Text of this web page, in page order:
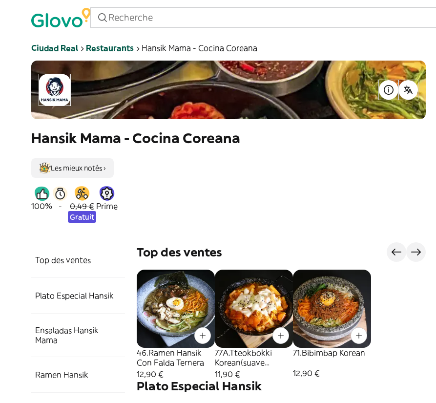
Ciudad Real Restaurants Hansik Mama - Cocina Coreana
Hansik Mama - Cocina Coreana
Les mieux notés ›
100% - 0,49 €
Gratuit
Prime
Top des ventes
Plato Especial Hansik
Ensaladas Hansik
Mama
Ramen Hansik
Top des ventes
46.Ramen Hansik
Con Falda Ternera
12,90 €
77A.Tteokbokki
Korean(suave
picante)
11,90 €
71.Bibimbap Korean
12,90 €
Plato Especial Hansik